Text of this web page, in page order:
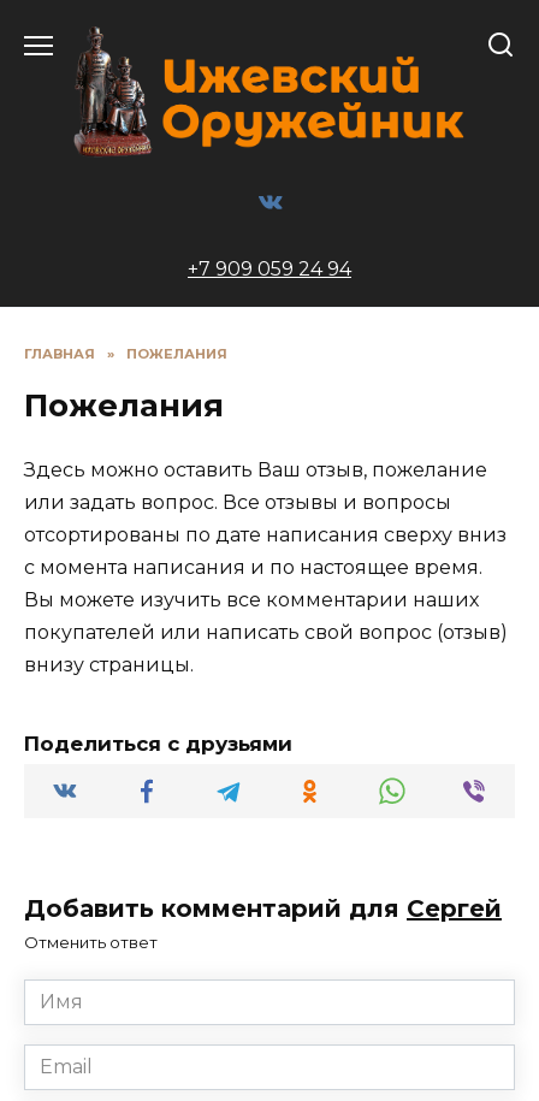
содержанию
+7 909 059 24 94
ГЛАВНАЯ » ПОЖЕЛАНИЯ
Пожелания
Здесь можно оставить Ваш отзыв, пожелание
или задать вопрос. Все отзывы и вопросы
отсортированы по дате написания сверху вниз
с момента написания и по настоящее время.
Вы можете изучить все комментарии наших
покупателей или написать свой вопрос (отзыв)
внизу страницы.
Поделиться с друзьями
Добавить комментарий для Сергей
Отменить ответ
Имя
*
Email
*